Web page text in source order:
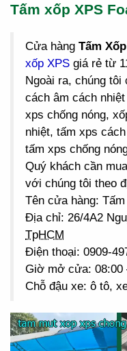
Tấm xốp XPS
Cửa hàng Tấm
xốp XPS giá rẻ từ
Ngoài ra, chúng tôi
cách âm cách
xps chống nóng,
nhiệt, tấm xps
tấm xps chống
Quý khách cần
với chúng tôi theo
Tên cửa hàng:
Địa chỉ: 26/4A2
TpHCM
Điện thoại: 0909-
Giờ mở cửa: 08:00
Chỗ đậu xe: ô tô,